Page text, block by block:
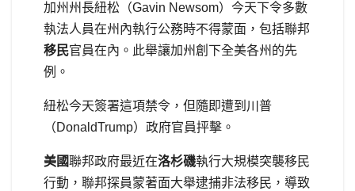
加州州長紐松（Gavin Newsom）今天下令多數
執法人員在州內執行公務時不得蒙面，包括聯邦
移民官員在內。此舉讓加州創下全美各州的先
例。
紐松今天簽署這項禁令，但隨即遭到川普
（DonaldTrump）政府官員抨擊。
美國聯邦政府最近在洛杉磯執行大規模突襲移民
行動，聯邦探員蒙著面大舉逮捕非法移民，導致